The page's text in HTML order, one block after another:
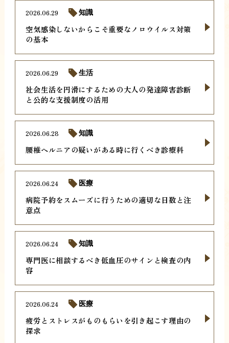
空気感染しないからこそ重要なノロウイルス対策
の基本
2026.06.29 知識
社会生活を円滑にするための大人の発達障害診断
と公的な支援制度の活用
2026.06.29 生活
腰椎ヘルニアの疑いがある時に行くべき診療科
2026.06.28 知識
病院予約をスムーズに行うための適切な日数と注
意点
2026.06.24 医療
専門医に相談するべき低血圧のサインと検査の内
容
2026.06.24 知識
疲労とストレスがものもらいを引き起こす理由の
探求
2026.06.24 医療